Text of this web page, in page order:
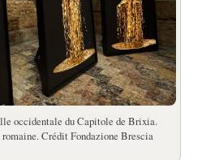
occidentale du Capitole de Brixia.
Crédit Fondazione Brescia